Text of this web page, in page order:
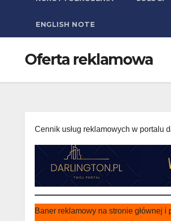
ENGLISH NOTE
Oferta reklamowa
Cennik usług reklamowych w portalu
Baner reklamowy na stronie głównej i